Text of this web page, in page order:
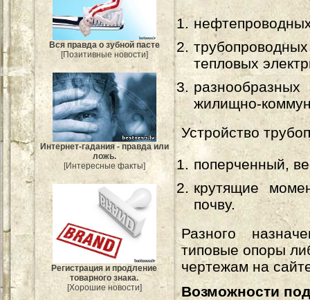
Вся правда о зубной пасте
[Позитивные новости]
Интернет-гадания - правда или
ложь.
[Интересные факты]
Регистрация и продление
товарного знака.
[Хорошие новости]
тепловых
жилищно-
Устройство
поперченный,
крутящие
почву.
Разного
типовые опоры
чертежам на
Возможности